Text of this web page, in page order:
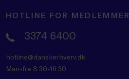
HOTLINE FOR MEDLEMMER
3374 6400
hotline@danskerhverv.dk
Man-fre 8:30-16:30